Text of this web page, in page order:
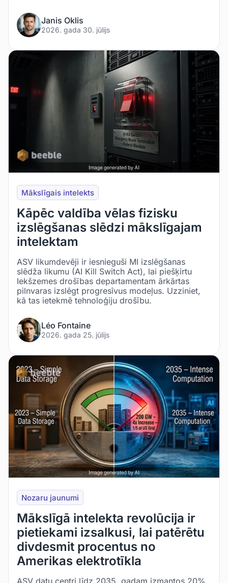
Janis Oklis
2026. gada 30. jūlijs
Mākslīgais intelekts
Kāpēc valdība vēlas fizisku
izslēgšanas slēdzi mākslīgajam
intelektam
ASV likumdevēji ir iesnieguši MI izslēgšanas
slēdža likumu (AI Kill Switch Act), lai piešķirtu
Iekšzemes drošības departamentam ārkārtas
pilnvaras izslēgt progresīvus modeļus. Uzziniet,
kā tas ietekmē tehnoloģiju drošību.
Léo Fontaine
2026. gada 25. jūlijs
Nozaru jaunumi
Mākslīgā intelekta revolūcija ir
pietiekami izsalkusi, lai patērētu
divdesmit procentus no
Amerikas elektrotīkla
ASV datu centri līdz 2035. gadam izmantos 20%